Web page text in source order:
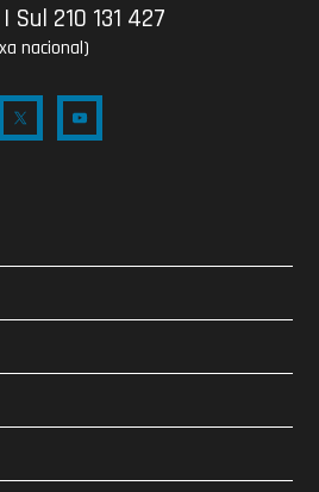
| Sul 210 131 427
nacional)